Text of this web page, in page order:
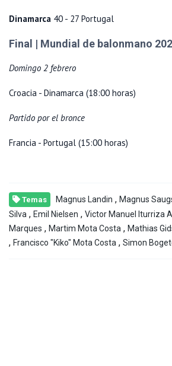
Dinamarca 40 - 27 Portugal
Final | Mundial de balonmano
Domingo 2 febrero
Croacia - Dinamarca (18:00 horas)
Partido por el bronce
Francia - Portugal (15:00 horas)
Temas Magnus Landin , Magnus
Silva , Emil Nielsen , Victor Manuel Iturriza
Marques , Martim Mota Costa , Mathias
, Francisco "Kiko" Mota Costa , Simon